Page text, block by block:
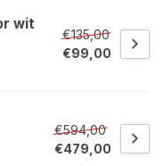
wit
€135,00
€99,00
€594,00
€479,00